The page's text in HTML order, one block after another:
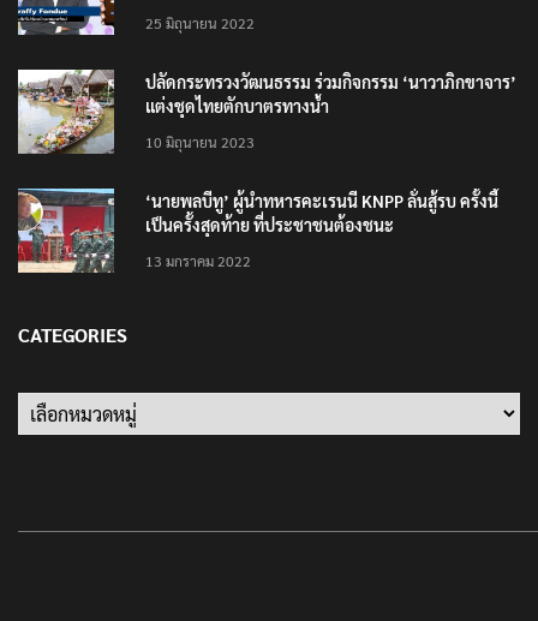
25 มิถุนายน 2022
ปลัดกระทรวงวัฒนธรรม ร่วมกิจกรรม ‘นาวาภิกขาจาร’
แต่งชุดไทยตักบาตรทางน้ำ
10 มิถุนายน 2023
‘นายพลบีทู’ ผู้นำทหารคะเรนนี KNPP ลั่นสู้รบ ครั้งนี้
เป็นครั้งสุดท้าย ที่ประชาชนต้องชนะ
13 มกราคม 2022
CATEGORIES